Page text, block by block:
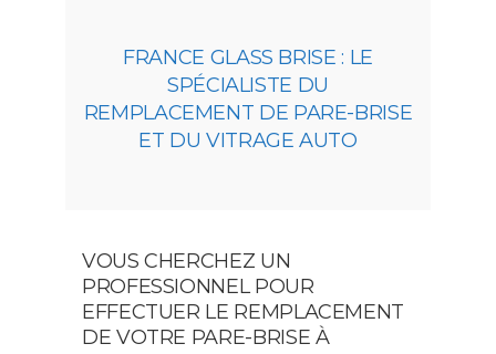
FRANCE GLASS BRISE : LE
SPÉCIALISTE DU
REMPLACEMENT DE PARE-BRISE
ET DU VITRAGE AUTO
VOUS CHERCHEZ UN
PROFESSIONNEL POUR
EFFECTUER LE REMPLACEMENT
DE VOTRE PARE-BRISE À